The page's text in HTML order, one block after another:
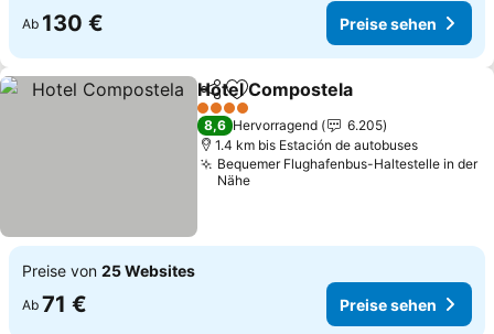
Ab 130 € Preise sehen
TeilenZu Favoriten hinzufügen
Hotel Compostela
4 Sterne
8,6 Hervorragend
6.205
1.4 km bis Estación de autobuses
Bequemer Flughafenbus-Haltestelle in der
Nähe
Preise von 25 Websites
Ab 71 € Preise sehen